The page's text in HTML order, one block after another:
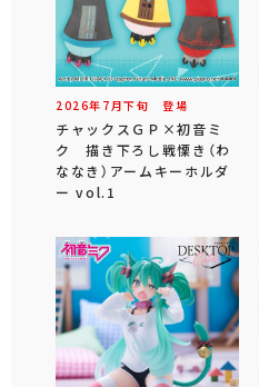
2026年 7 月下旬 登場
チャックスＧＰ×初音ミ
ク 描き下ろし戦慄き（わ
ななき）アームキーホルダ
ー vol.1